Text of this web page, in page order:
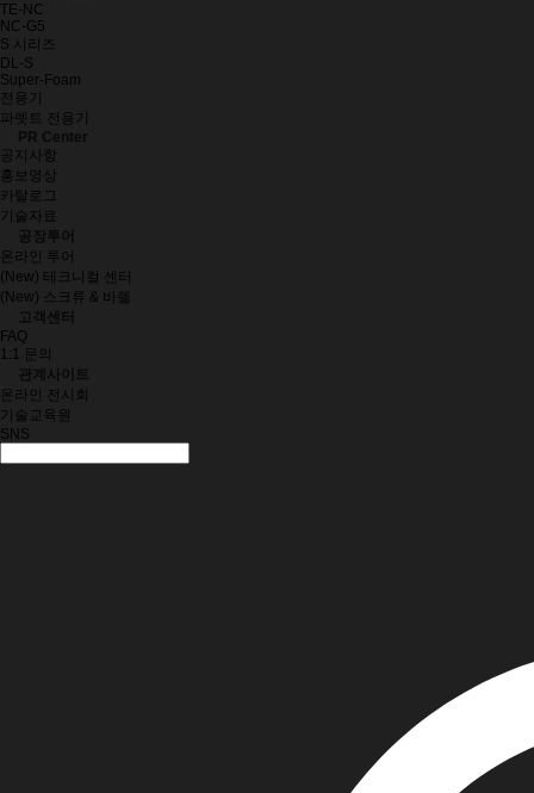
TE-NC
NC-G5
S 시리즈
DL-S
Super-Foam
전용기
파렛트 전용기
PR Center
공지사항
홍보영상
카탈로그
기술자료
공장투어
온라인 투어
(New) 테크니컬 센터
(New) 스크류 & 바렐
고객센터
FAQ
1:1 문의
관계사이트
온라인 전시회
기술교육원
SNS